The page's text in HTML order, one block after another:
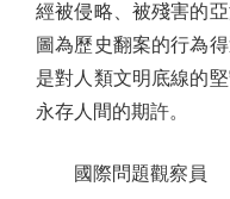
經被侵略、被殘害的
圖為歷史翻案的行為
是對人類文明底線的
永存人間的期許。
國際問題觀察員